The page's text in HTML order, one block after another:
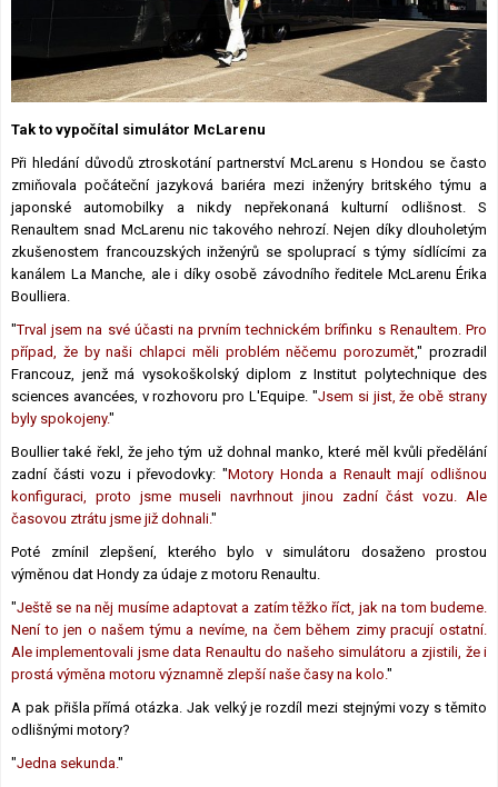
Okruhy F1
Lexikon F1
Tak to vypočítal simulátor McLarenu
Při hledání důvodů ztroskotání partnerství McLarenu s Hondou se často
zmiňovala počáteční jazyková bariéra mezi inženýry britského týmu a
japonské automobilky a nikdy nepřekonaná kulturní odlišnost. S
Renaultem snad McLarenu nic takového nehrozí. Nejen díky dlouholetým
zkušenostem francouzských inženýrů se spoluprací s týmy sídlícími za
kanálem La Manche, ale i díky osobě závodního ředitele McLarenu Érika
Boulliera.
"Trval jsem na své účasti na prvním technickém brífinku s Renaultem. Pro
případ, že by naši chlapci měli problém něčemu porozumět," prozradil
Francouz, jenž má vysokoškolský diplom z Institut polytechnique des
sciences avancées, v rozhovoru pro L'Equipe. "Jsem si jist, že obě strany
byly spokojeny."
Boullier také řekl, že jeho tým už dohnal manko, které měl kvůli předělání
zadní části vozu i převodovky: "Motory Honda a Renault mají odlišnou
konfiguraci, proto jsme museli navrhnout jinou zadní část vozu. Ale
časovou ztrátu jsme již dohnali."
Poté zmínil zlepšení, kterého bylo v simulátoru dosaženo prostou
výměnou dat Hondy za údaje z motoru Renaultu.
"Ještě se na něj musíme adaptovat a zatím těžko říct, jak na tom budeme.
Není to jen o našem týmu a nevíme, na čem během zimy pracují ostatní.
Ale implementovali jsme data Renaultu do našeho simulátoru a zjistili, že i
prostá výměna motoru významně zlepší naše časy na kolo."
A pak přišla přímá otázka. Jak velký je rozdíl mezi stejnými vozy s těmito
odlišnými motory?
"Jedna sekunda."